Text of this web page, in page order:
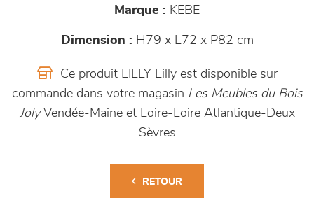
Marque : KEBE
Dimension : H79 x L72 x P82 cm
Ce produit LILLY Lilly est disponible sur
commande dans votre magasin Les Meubles du Bois
JolyVendée-Maine et Loire-Loire Atlantique-Deux
Sèvres
RETOUR